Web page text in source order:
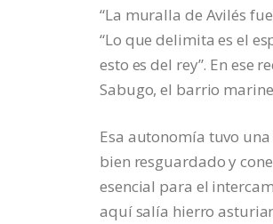
“La muralla de Avilés
“Lo que delimita es el
esto es del rey”. En ese
Sabugo, el barrio
Esa autonomía tuvo
bien resguardado y
esencial para el
aquí salía hierro